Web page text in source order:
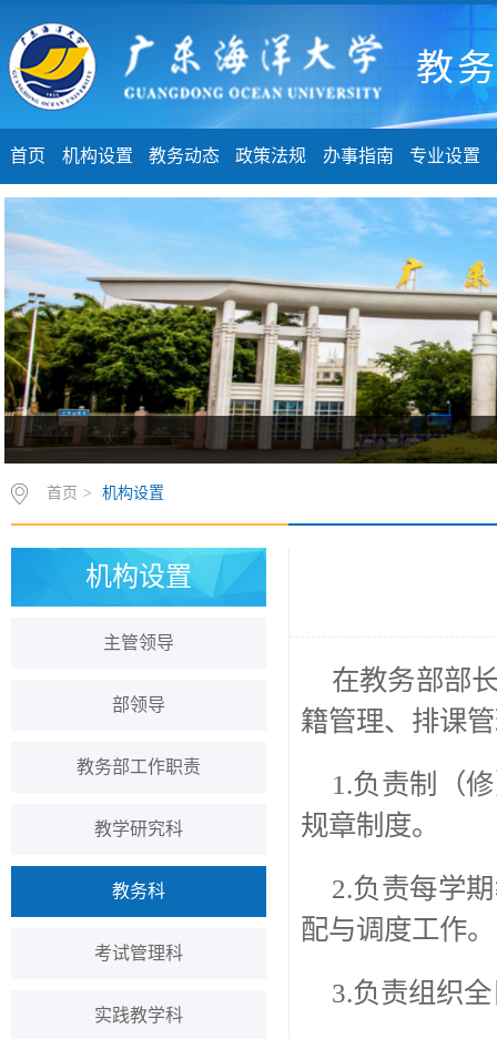
首页 机构设置 教务动态 政策法规 办事指南 专业设置
首页 > 机构设置
机构设置
主管领导
部领导
教务部工作职责
教学研究科
教务科
考试管理科
实践教学科
在教务部部
籍管理、排课
1.负责制（
规章制度。
2.负责每学
配与调度工作。
3.负责组织